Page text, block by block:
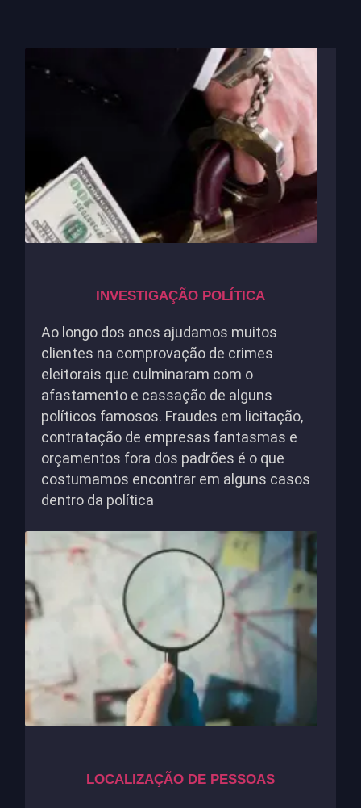
INVESTIGAÇÃO POLÍTICA
Ao longo dos anos ajudamos muitos
clientes na comprovação de crimes
eleitorais que culminaram com o
afastamento e cassação de alguns
políticos famosos. Fraudes em licitação,
contratação de empresas fantasmas e
orçamentos fora dos padrões é o que
costumamos encontrar em alguns casos
dentro da política
LOCALIZAÇÃO DE PESSOAS